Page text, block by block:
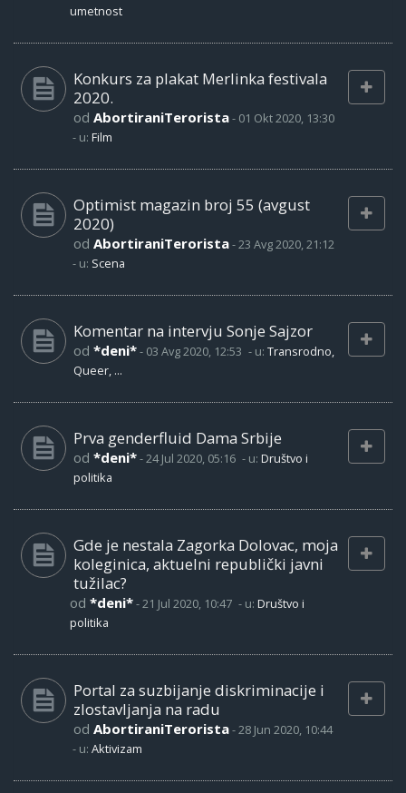
umetnost
Konkurs za plakat Merlinka festivala
2020.
od AbortiraniTerorista- 01 Okt 2020, 13:30
- u: Film
Optimist magazin broj 55 (avgust
2020)
od AbortiraniTerorista-23 Avg 2020, 21:12
- u: Scena
Komentar na intervju Sonje Sajzor
od *deni*- 03 Avg 2020, 12:53 - u: Transrodno,
Queer, ...
Prva genderfluid Dama Srbije
od *deni*-24 Jul 2020, 05:16 - u: Društvo i
politika
Gde je nestala Zagorka Dolovac, moja
koleginica, aktuelni republički javni
tužilac?
od *deni*-21 Jul 2020, 10:47 - u: Društvo i
politika
Portal za suzbijanje diskriminacije i
zlostavljanja na radu
od AbortiraniTerorista-28 Jun 2020, 10:44
- u: Aktivizam